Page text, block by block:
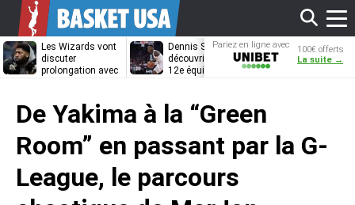
Les Wizards vont
discuter
prolongation avec
Dennis Schröder
découvrira-t-il une
12e équipe
Les Grizzlies
cherchent
Pariez en ligne avec
Unibet
100€ offerts
La suite →
De Yakima à la “Green
Room” en passant par la G-
League, le parcours